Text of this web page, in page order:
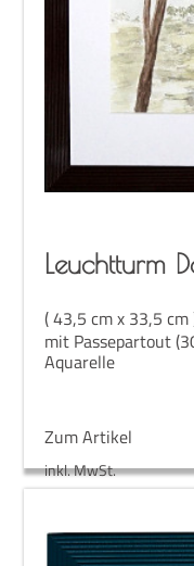
Leucht­turm
( 43,5 cm x 33,5 cm
mit Passepartout
Aquarelle
Zum Artikel
inkl. MwSt.